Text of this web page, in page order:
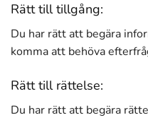
Rätt till tillgång:
Du har rätt att begära
komma att behöva
Rätt till rättelse:
Du har rätt att begära